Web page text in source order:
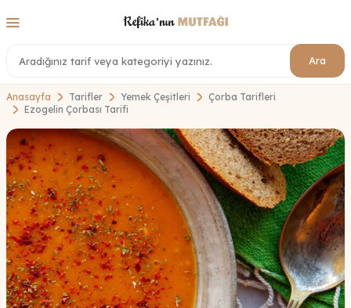
Ara
Anasayfa Tarifler Yemek Çeşitleri
Çorba Tarifleri
Ezogelin Çorbası Tarifi